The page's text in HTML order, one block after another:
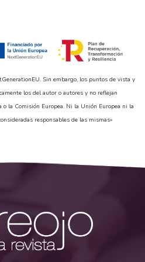
Sin embargo, los puntos de vista y
los del autor o autores y no reflejan
o la Comisión Europea. Ni la Unión Europea ni la
responsables de las mismas»